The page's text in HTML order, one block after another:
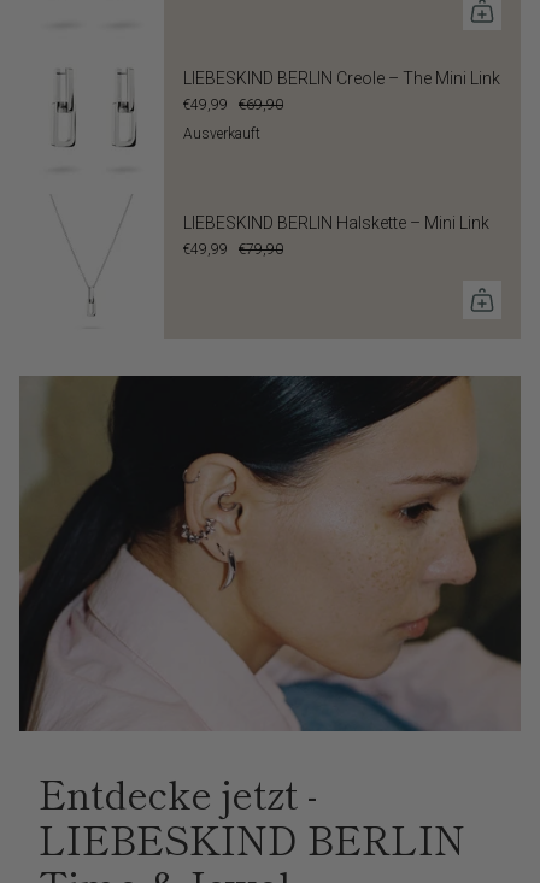
LIEBESKIND BERLIN Creole – The Mini Link
€49,99
€69,90
Ausverkauft
LIEBESKIND BERLIN Halskette – Mini Link
€49,99 €79,90
Entdecke jetzt -
LIEBESKIND BERLIN